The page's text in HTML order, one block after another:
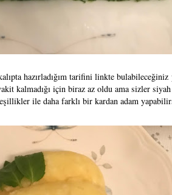
hazırladığım tarifini linkte bulabileceğiniz
kalmadığı için biraz az oldu ama sizler
ile daha farklı bir kardan adam